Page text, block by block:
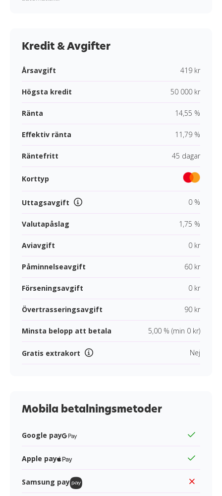
Kredit & Avgifter
Årsavgift 419 kr
Högsta kredit 50 000 kr
Ränta 14,55 %
Effektiv ränta 11,79 %
Räntefritt 45 dagar
Korttyp
Uttagsavgift 0 %
Valutapåslag 1,75 %
Aviavgift 0 kr
Påminnelseavgift 60 kr
Förseningsavgift 0 kr
Övertrasseringsavgift 90 kr
Minsta belopp att betala 5,00 % (min 0 kr)
Gratis extrakort Nej
Mobila betalningsmetoder
Google pay
Apple pay
Samsung pay